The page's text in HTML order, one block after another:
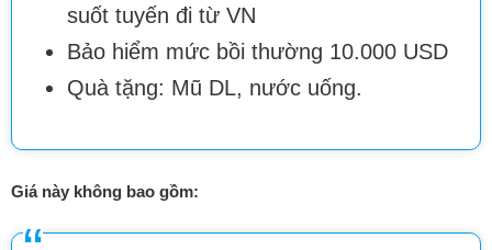
suốt tuyến đi từ VN
Bảo hiểm mức bồi thường 10.000 USD
Quà tặng: Mũ DL, nước uống.
Giá này không bao gồm: